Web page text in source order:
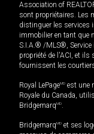
Association of
sont propriétaires. Les
distinguer les services
immobilier en tant que
S.I.A.® /MLS®, Service
propriété de l'ACI, et
fournissent les
Royal LePageMD est une
Royale du Canada,
BridgemarqMD.
BridgemarqMD et ses